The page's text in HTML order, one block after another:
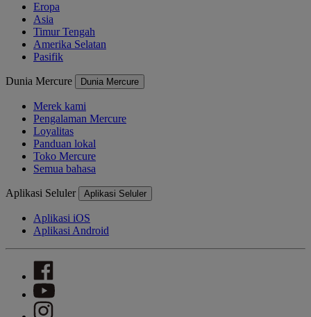
Eropa
Asia
Timur Tengah
Amerika Selatan
Pasifik
Dunia Mercure Dunia Mercure
Merek kami
Pengalaman Mercure
Loyalitas
Panduan lokal
Toko Mercure
Semua bahasa
Aplikasi Seluler Aplikasi Seluler
Aplikasi iOS
Aplikasi Android